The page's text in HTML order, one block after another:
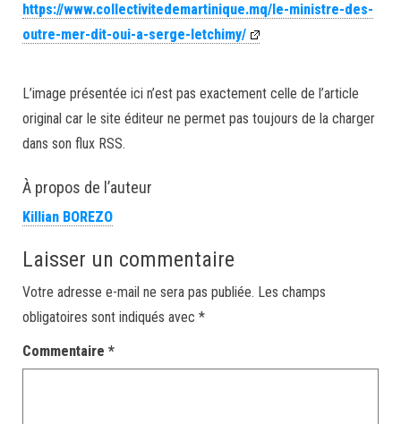
https://www.collectivitedemartinique.mq/le-ministre-des-
outre-mer-dit-oui-a-serge-letchimy/
L’image présentée ici n’est pas exactement celle de l’article
original car le site éditeur ne permet pas toujours de la charger
dans son flux RSS.
À propos de l’auteur
Killian BOREZO
Laisser un commentaire
Votre adresse e-mail ne sera pas publiée. Les champs
obligatoires sont indiqués avec *
Commentaire *